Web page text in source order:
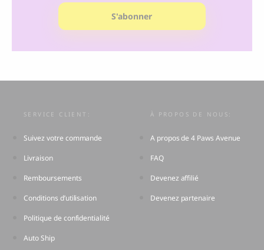
S'abonner
SERVICE CLIENT:
Suivez votre commande
Livraison
Remboursements
Conditions d’utilisation
Politique de confidentialité
Auto Ship
À PROPOS DE NOUS:
A propos de 4 Paws Avenue
FAQ
Devenez affilié
Devenez partenaire